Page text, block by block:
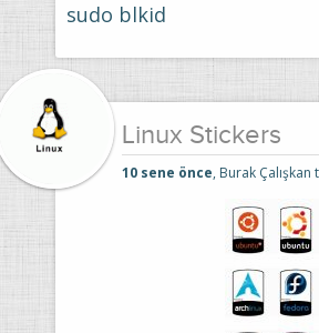
sudo blkid
Linux Stickers
10 sene önce, Burak Çalışkan